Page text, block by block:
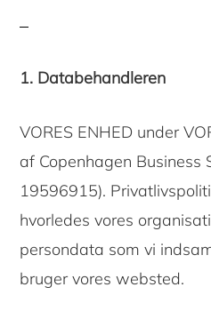
1. Databehandleren
VORES ENHED under
af Copenhagen Business
19596915).
hvorledes vores
persondata som vi
bruger vores websted.